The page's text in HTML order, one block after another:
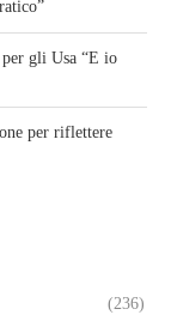
gli Usa “E io
per riflettere
(236)